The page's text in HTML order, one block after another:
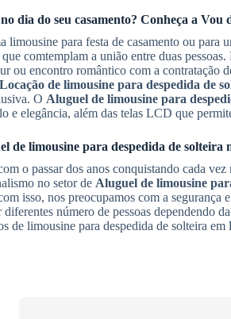
dia do seu casamento? Conheça a Vou
limousine para festa de casamento ou para
comtemplam a união entre duas pessoas.
ou encontro romântico com a contratação
Locação de limousine para despedida de
O Aluguel de limousine para
e elegância, além das telas LCD que
de limousine para despedida de solteira
o passar dos anos conquistando cada
no setor de Aluguel de limousine
isso, nos preocupamos com a
número de pessoas dependendo
de limousine para despedida de solteira em